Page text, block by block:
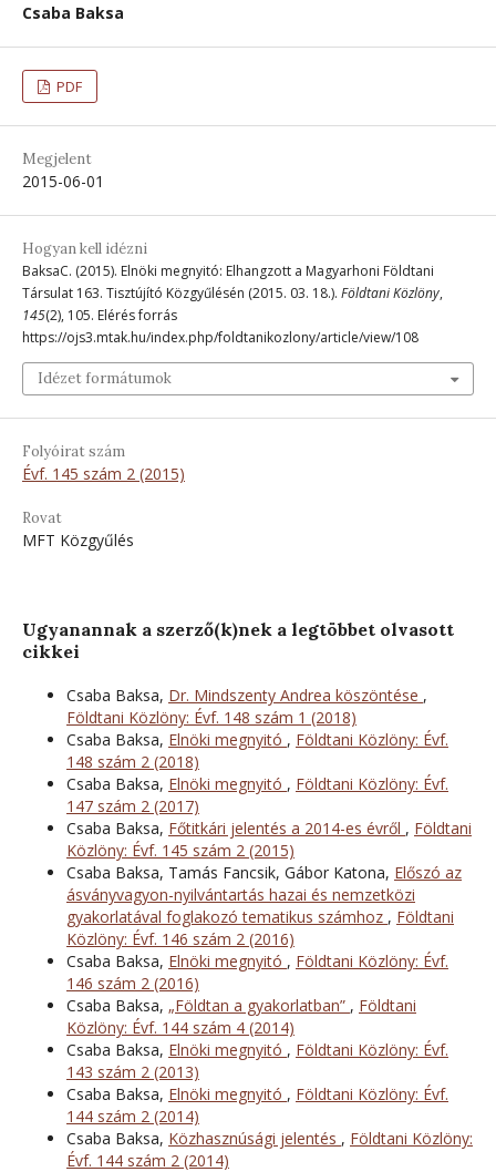
Csaba Baksa
PDF
Megjelent
2015-06-01
Hogyan kell idézni
BaksaC. (2015). Elnöki megnyitó: Elhangzott a Magyarhoni Földtani
Társulat 163. Tisztújító Közgyűlésén (2015. 03. 18.). Földtani Közlöny,
145(2), 105. Elérés forrás
https://ojs3.mtak.hu/index.php/foldtanikozlony/article/view/108
Idézet formátumok
Folyóirat szám
Évf. 145 szám 2 (2015)
Rovat
MFT Közgyűlés
Ugyanannak a szerző(k)nek a legtöbbet olvasott
cikkei
Csaba Baksa, Dr. Mindszenty Andrea köszöntése ,
Földtani Közlöny: Évf. 148 szám 1 (2018)
Csaba Baksa, Elnöki megnyitó , Földtani Közlöny: Évf.
148 szám 2 (2018)
Csaba Baksa, Elnöki megnyitó , Földtani Közlöny: Évf.
147 szám 2 (2017)
Csaba Baksa, Főtitkári jelentés a 2014-es évről , Földtani
Közlöny: Évf. 145 szám 2 (2015)
Csaba Baksa, Tamás Fancsik, Gábor Katona, Előszó az
ásványvagyon-nyilvántartás hazai és nemzetközi
gyakorlatával foglakozó tematikus számhoz , Földtani
Közlöny: Évf. 146 szám 2 (2016)
Csaba Baksa, Elnöki megnyitó , Földtani Közlöny: Évf.
146 szám 2 (2016)
Csaba Baksa, „Földtan a gyakorlatban” , Földtani
Közlöny: Évf. 144 szám 4 (2014)
Csaba Baksa, Elnöki megnyitó , Földtani Közlöny: Évf.
143 szám 2 (2013)
Csaba Baksa, Elnöki megnyitó , Földtani Közlöny: Évf.
144 szám 2 (2014)
Csaba Baksa, Közhasznúsági jelentés , Földtani Közlöny:
Évf. 144 szám 2 (2014)